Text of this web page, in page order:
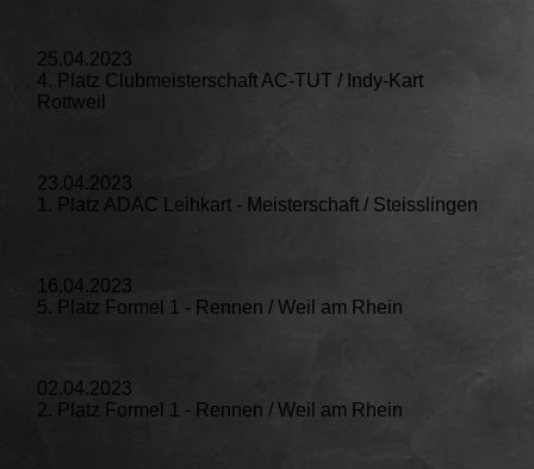
25.04.2023
4. Platz Clubmeisterschaft AC-TUT / Indy-Kart
Rottweil
23.04.2023
1. Platz ADAC Leihkart - Meisterschaft / Steisslingen
16.04.2023
5. Platz Formel 1 - Rennen / Weil am Rhein
02.04.2023
2. Platz Formel 1 - Rennen / Weil am Rhein